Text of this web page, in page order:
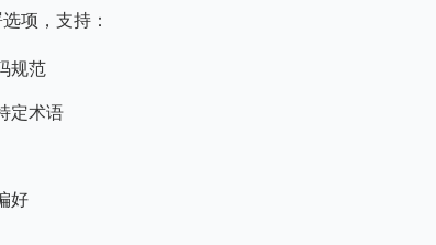
项，支持：
规范
定术语
好